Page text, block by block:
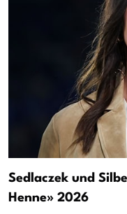
Sedlaczek und
Henne» 2026